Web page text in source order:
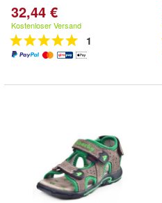
32,44 €
Kostenloser Versand
1